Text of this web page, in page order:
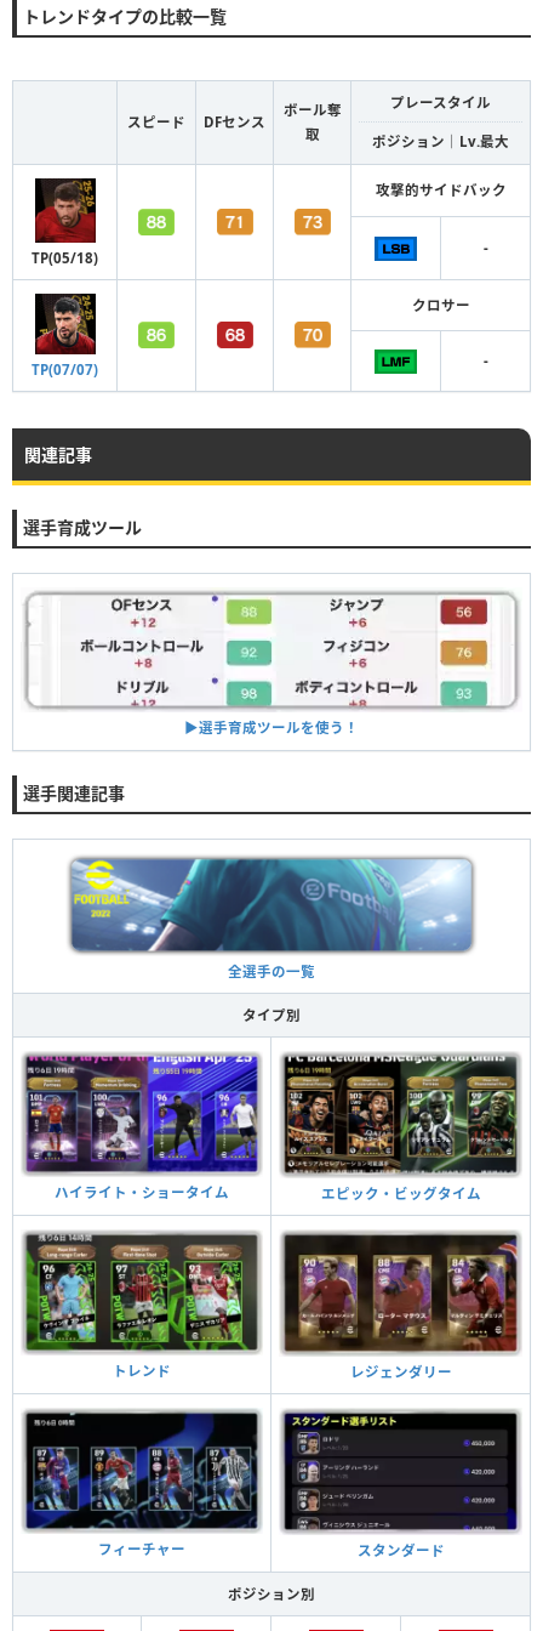
トレンドタイプの比較一覧
スピード DFセンス
ボール奪
取
プレースタイル
ポジション｜Lv.最大
TP(05/18)
攻撃的サイドバック
-
TP(07/07)
クロサー
-
関連記事
選手育成ツール
▶︎選手育成ツールを使う！
選手関連記事
全選手の一覧
タイプ別
ハイライト・ショータイム エピック・ビッグタイム
トレンド レジェンダリー
フィーチャー スタンダード
ポジション別